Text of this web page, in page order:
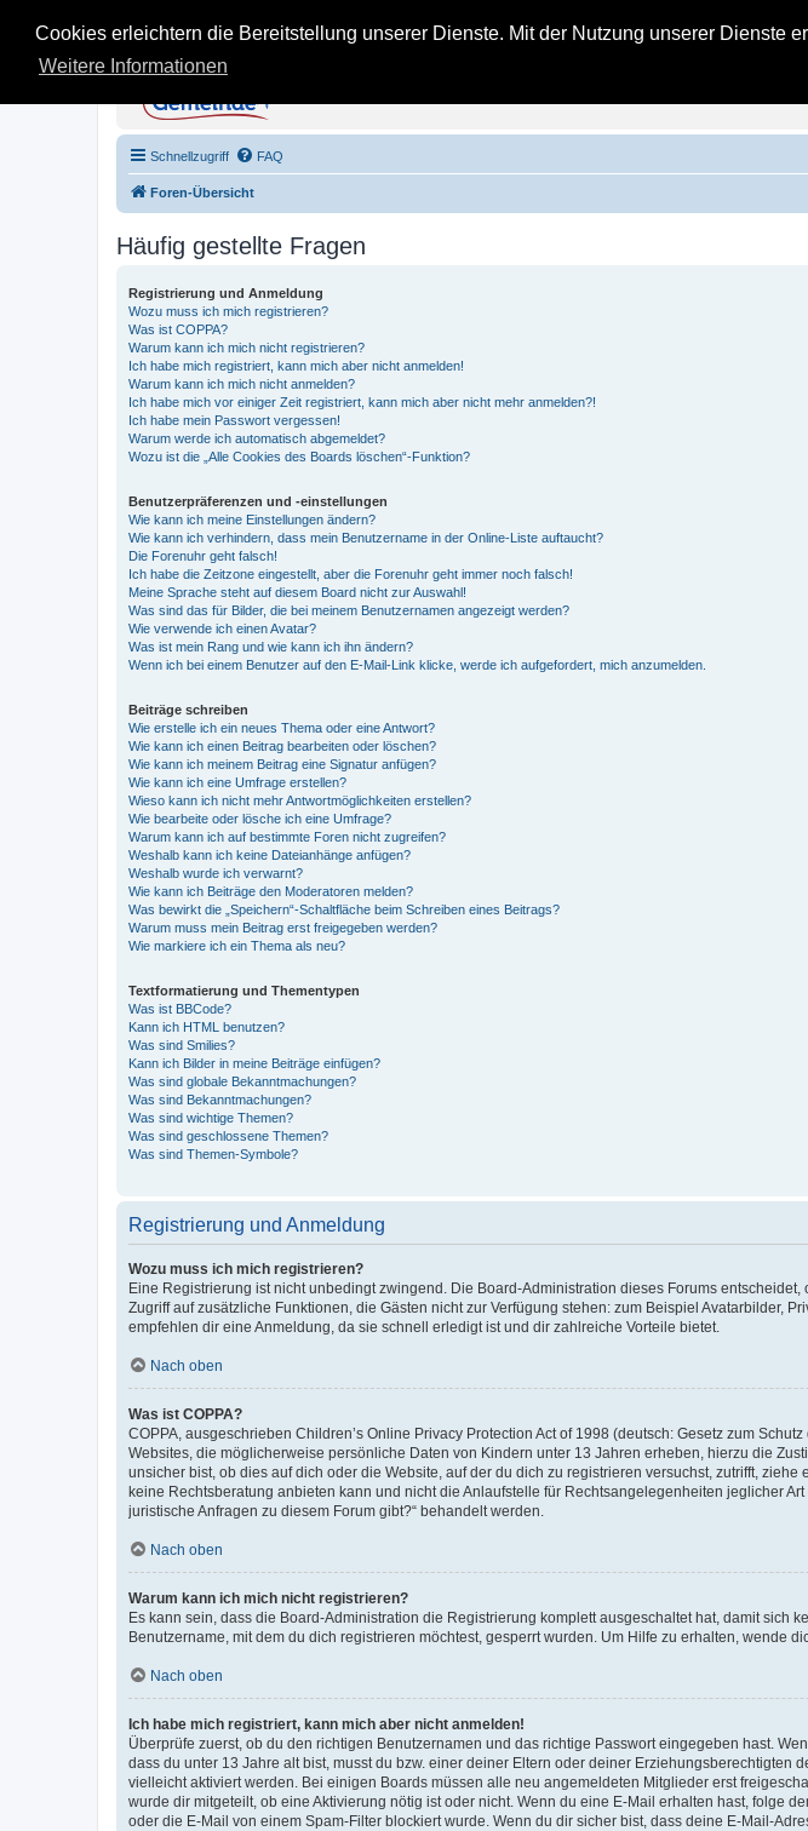
Cookies erleichtern die Bereitstellung unserer Dienste. Mit der Nutzung unserer Dienste
Weitere Informationen
Schnellzugriff FAQ
Foren-Übersicht
Häufig gestellte Fragen
Registrierung und Anmeldung
Wozu muss ich mich registrieren?
Was ist COPPA?
Warum kann ich mich nicht registrieren?
Ich habe mich registriert, kann mich aber nicht anmelden!
Warum kann ich mich nicht anmelden?
Ich habe mich vor einiger Zeit registriert, kann mich aber nicht mehr anmelden?!
Ich habe mein Passwort vergessen!
Warum werde ich automatisch abgemeldet?
Wozu ist die „Alle Cookies des Boards löschen“-Funktion?
Benutzerpräferenzen und -einstellungen
Wie kann ich meine Einstellungen ändern?
Wie kann ich verhindern, dass mein Benutzername in der Online-Liste auftaucht?
Die Forenuhr geht falsch!
Ich habe die Zeitzone eingestellt, aber die Forenuhr geht immer noch falsch!
Meine Sprache steht auf diesem Board nicht zur Auswahl!
Was sind das für Bilder, die bei meinem Benutzernamen angezeigt werden?
Wie verwende ich einen Avatar?
Was ist mein Rang und wie kann ich ihn ändern?
Wenn ich bei einem Benutzer auf den E-Mail-Link klicke, werde ich aufgefordert, mich anzumelden.
Beiträge schreiben
Wie erstelle ich ein neues Thema oder eine Antwort?
Wie kann ich einen Beitrag bearbeiten oder löschen?
Wie kann ich meinem Beitrag eine Signatur anfügen?
Wie kann ich eine Umfrage erstellen?
Wieso kann ich nicht mehr Antwortmöglichkeiten erstellen?
Wie bearbeite oder lösche ich eine Umfrage?
Warum kann ich auf bestimmte Foren nicht zugreifen?
Weshalb kann ich keine Dateianhänge anfügen?
Weshalb wurde ich verwarnt?
Wie kann ich Beiträge den Moderatoren melden?
Was bewirkt die „Speichern“-Schaltfläche beim Schreiben eines Beitrags?
Warum muss mein Beitrag erst freigegeben werden?
Wie markiere ich ein Thema als neu?
Textformatierung und Thementypen
Was ist BBCode?
Kann ich HTML benutzen?
Was sind Smilies?
Kann ich Bilder in meine Beiträge einfügen?
Was sind globale Bekanntmachungen?
Was sind Bekanntmachungen?
Was sind wichtige Themen?
Was sind geschlossene Themen?
Was sind Themen-Symbole?
Registrierung und Anmeldung
Wozu muss ich mich registrieren?
Eine Registrierung ist nicht unbedingt zwingend. Die Board-Administration dieses Forums
Zugriff auf zusätzliche Funktionen, die Gästen nicht zur Verfügung stehen: zum Beispiel Avatarbilder,
empfehlen dir eine Anmeldung, da sie schnell erledigt ist und dir zahlreiche Vorteile bietet.
Nach oben
Was ist COPPA?
COPPA, ausgeschrieben Children’s Online Privacy Protection Act of 1998 (deutsch: Gesetz zum
Websites, die möglicherweise persönliche Daten von Kindern unter 13 Jahren erheben, hierzu die
unsicher bist, ob dies auf dich oder die Website, auf der du dich zu registrieren versuchst, zutrifft,
keine Rechtsberatung anbieten kann und nicht die Anlaufstelle für Rechtsangelegenheiten jeglicher
juristische Anfragen zu diesem Forum gibt?“ behandelt werden.
Nach oben
Warum kann ich mich nicht registrieren?
Es kann sein, dass die Board-Administration die Registrierung komplett ausgeschaltet hat, damit
Benutzername, mit dem du dich registrieren möchtest, gesperrt wurden. Um Hilfe zu erhalten, wende
Nach oben
Ich habe mich registriert, kann mich aber nicht anmelden!
Überprüfe zuerst, ob du den richtigen Benutzernamen und das richtige Passwort eingegeben hast.
dass du unter 13 Jahre alt bist, musst du bzw. einer deiner Eltern oder deiner
vielleicht aktiviert werden. Bei einigen Boards müssen alle neu angemeldeten Mitglieder erst
wurde dir mitgeteilt, ob eine Aktivierung nötig ist oder nicht. Wenn du eine E-Mail erhalten hast, folge
oder die E-Mail von einem Spam-Filter blockiert wurde. Wenn du dir sicher bist, dass deine E-Mail-